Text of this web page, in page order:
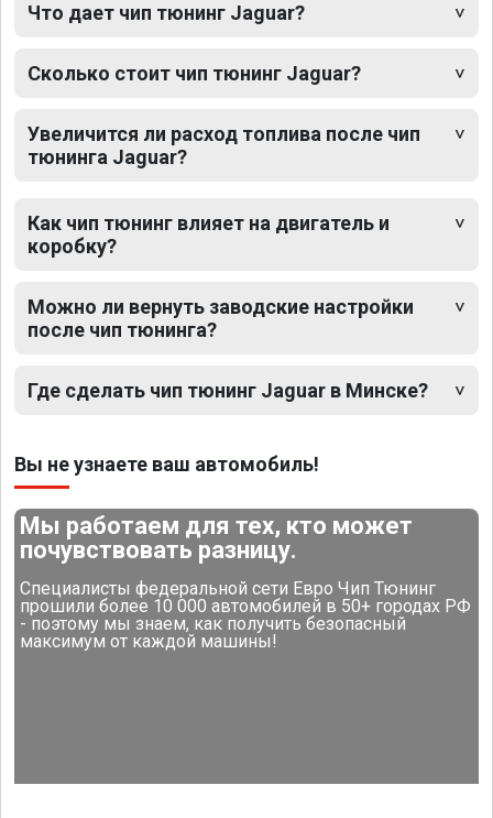
Что дает чип тюнинг Jaguar?
Сколько стоит чип тюнинг Jaguar?
Увеличится ли расход топлива после чип
тюнинга Jaguar?
Как чип тюнинг влияет на двигатель и
коробку?
Можно ли вернуть заводские настройки
после чип тюнинга?
Где сделать чип тюнинг Jaguar в Минске?
Вы не узнаете ваш автомобиль!
Мы работаем для тех, кто может
почувствовать разницу.
Специалисты федеральной сети Евро Чип Тюнинг
прошили более 10 000 автомобилей в 50+ городах РФ
- поэтому мы знаем, как получить безопасный
максимум от каждой машины!